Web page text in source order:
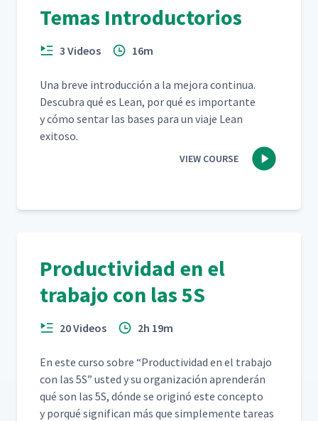
Temas Introductorios
3 Videos 16m
Una breve intro­duc­ción a la mejo­ra con­tin­ua.
Des­cubra qué es Lean, por qué es impor­tante
y cómo sen­tar las bases para un via­je Lean
exitoso.
VIEW COURSE
Productividad en el
trabajo con las 5S
20 Videos 2h 19m
En este cur­so sobre “Pro­duc­tivi­dad en el tra­ba­jo
con las 5S” ust­ed y su orga­ni­zación apren­derán
qué son las 5S, dónde se orig­inó este con­cep­to
y porqué sig­nif­i­can más que sim­ple­mente tar­eas